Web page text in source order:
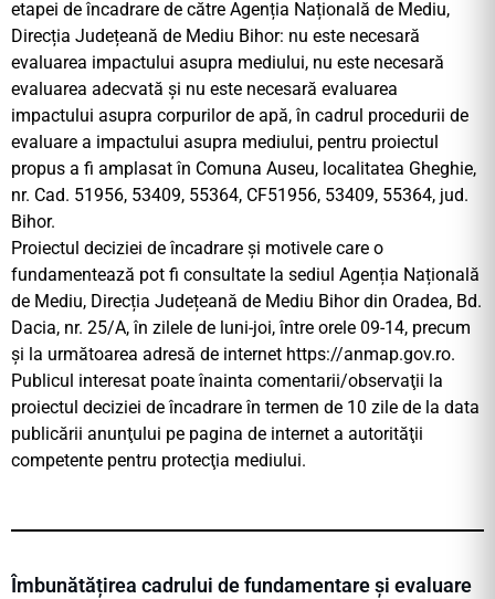
etapei de încadrare de către Agenția Națională de Mediu,
Direcția Județeană de Mediu Bihor: nu este necesară
evaluarea impactului asupra mediului, nu este necesară
evaluarea adecvată și nu este necesară evaluarea
impactului asupra corpurilor de apă, în cadrul procedurii de
evaluare a impactului asupra mediului, pentru proiectul
propus a fi amplasat în Comuna Auseu, localitatea Gheghie,
nr. Cad. 51956, 53409, 55364, CF51956, 53409, 55364, jud.
Bihor.
Proiectul deciziei de încadrare şi motivele care o
fundamentează pot fi consultate la sediul Agenția Națională
de Mediu, Direcția Județeană de Mediu Bihor din Oradea, Bd.
Dacia, nr. 25/A, în zilele de luni-joi, între orele 09-14, precum
şi la următoarea adresă de internet https://anmap.gov.ro.
Publicul interesat poate înainta comentarii/observaţii la
proiectul deciziei de încadrare în termen de 10 zile de la data
publicării anunţului pe pagina de internet a autorităţii
competente pentru protecţia mediului.
Îmbunătățirea cadrului de fundamentare și evaluare